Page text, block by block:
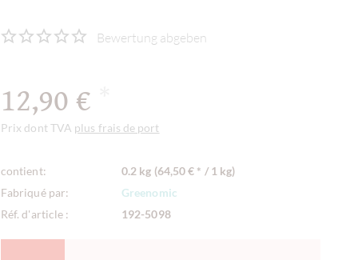
Bewertung abgeben
12,90 €
Prix dont TVA plus frais de port
contient:
0.2 kg (64,50 € * / 1 kg)
Fabriqué par:
Greenomic
Réf. d'article :
192-5098